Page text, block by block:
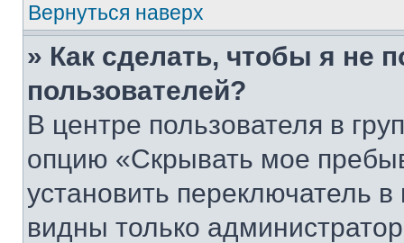
Вернуться наверх
» Как сделать, чтобы я не
пользователей?
В центре пользователя в
опцию «Скрывать мое
установить переключатель
видны только